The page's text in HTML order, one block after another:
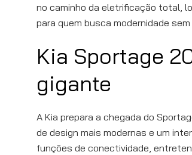
no caminho da eletrificação total,
para quem busca modernidade
Kia Sportage
gigante
A Kia prepara a chegada do
de design mais modernas e um
funções de conectividade,